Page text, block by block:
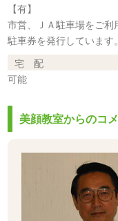
【有】
市営、ＪＡ駐車場をご利
駐車券を発行しています。
宅 配
可能
美顔教室からのコ